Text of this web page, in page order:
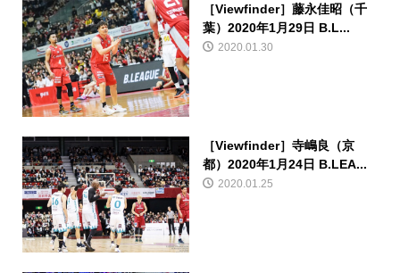
［Viewfinder］藤永佳昭（千
葉）2020年1月29日 B.L...
2020.01.30
［Viewfinder］寺嶋良（京
都）2020年1月24日 B.LEA...
2020.01.25